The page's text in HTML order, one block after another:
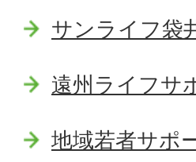
サンライフ袋
遠州ライフサ
地域若者サポ